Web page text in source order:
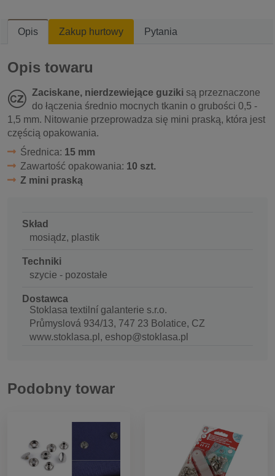
Opis Zakup hurtowy Pytania
Opis towaru
Zaciskane, nierdzewiejące guziki są przeznaczone
do łączenia średnio mocnych tkanin o grubości 0,5 -
1,5 mm. Nitowanie przeprowadza się mini praską, która jest
częścią opakowania.
Średnica: 15 mm
Zawartość opakowania: 10 szt.
Z mini praską
Skład
mosiądz, plastik
Techniki
szycie - pozostałe
Dostawca
Stoklasa textilní galanterie s.r.o.
Průmyslová 934/13, 747 23 Bolatice, CZ
www.stoklasa.pl, eshop@stoklasa.pl
Podobny towar